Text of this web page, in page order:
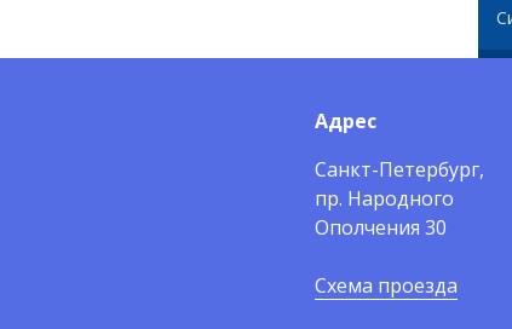
Адрес
Санкт-Петербург,
пр. Народного
Ополчения 30
Схема проезда